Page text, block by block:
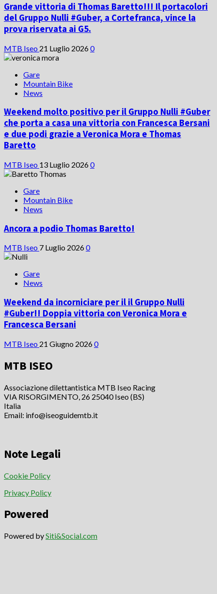
Grande vittoria di Thomas Baretto!!! Il portacolori
del Gruppo Nulli #Guber, a Cortefranca, vince la
prova riservata ai G5.
MTB Iseo 21 Luglio 20260
Gare
Mountain Bike
News
Weekend molto positivo per il Gruppo Nulli #Guber
che porta a casa una vittoria con Francesca Bersani
e due podi grazie a Veronica Mora e Thomas
Baretto
MTB Iseo 13 Luglio 20260
Gare
Mountain Bike
News
Ancora a podio Thomas Baretto!
MTB Iseo 7 Luglio 20260
Gare
News
Weekend da incorniciare per il il Gruppo Nulli
#Guber!! Doppia vittoria con Veronica Mora e
Francesca Bersani
MTB Iseo 21 Giugno 20260
MTB ISEO
Associazione dilettantistica MTB Iseo Racing
VIA RISORGIMENTO, 26 25040 Iseo (BS)
Italia
Email: info@iseoguidemtb.it
Note Legali
Cookie Policy
Privacy Policy
Powered
Powered bySiti&Social.com